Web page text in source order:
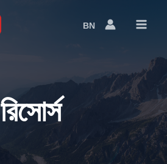
BNLanguage
রিসোর্স